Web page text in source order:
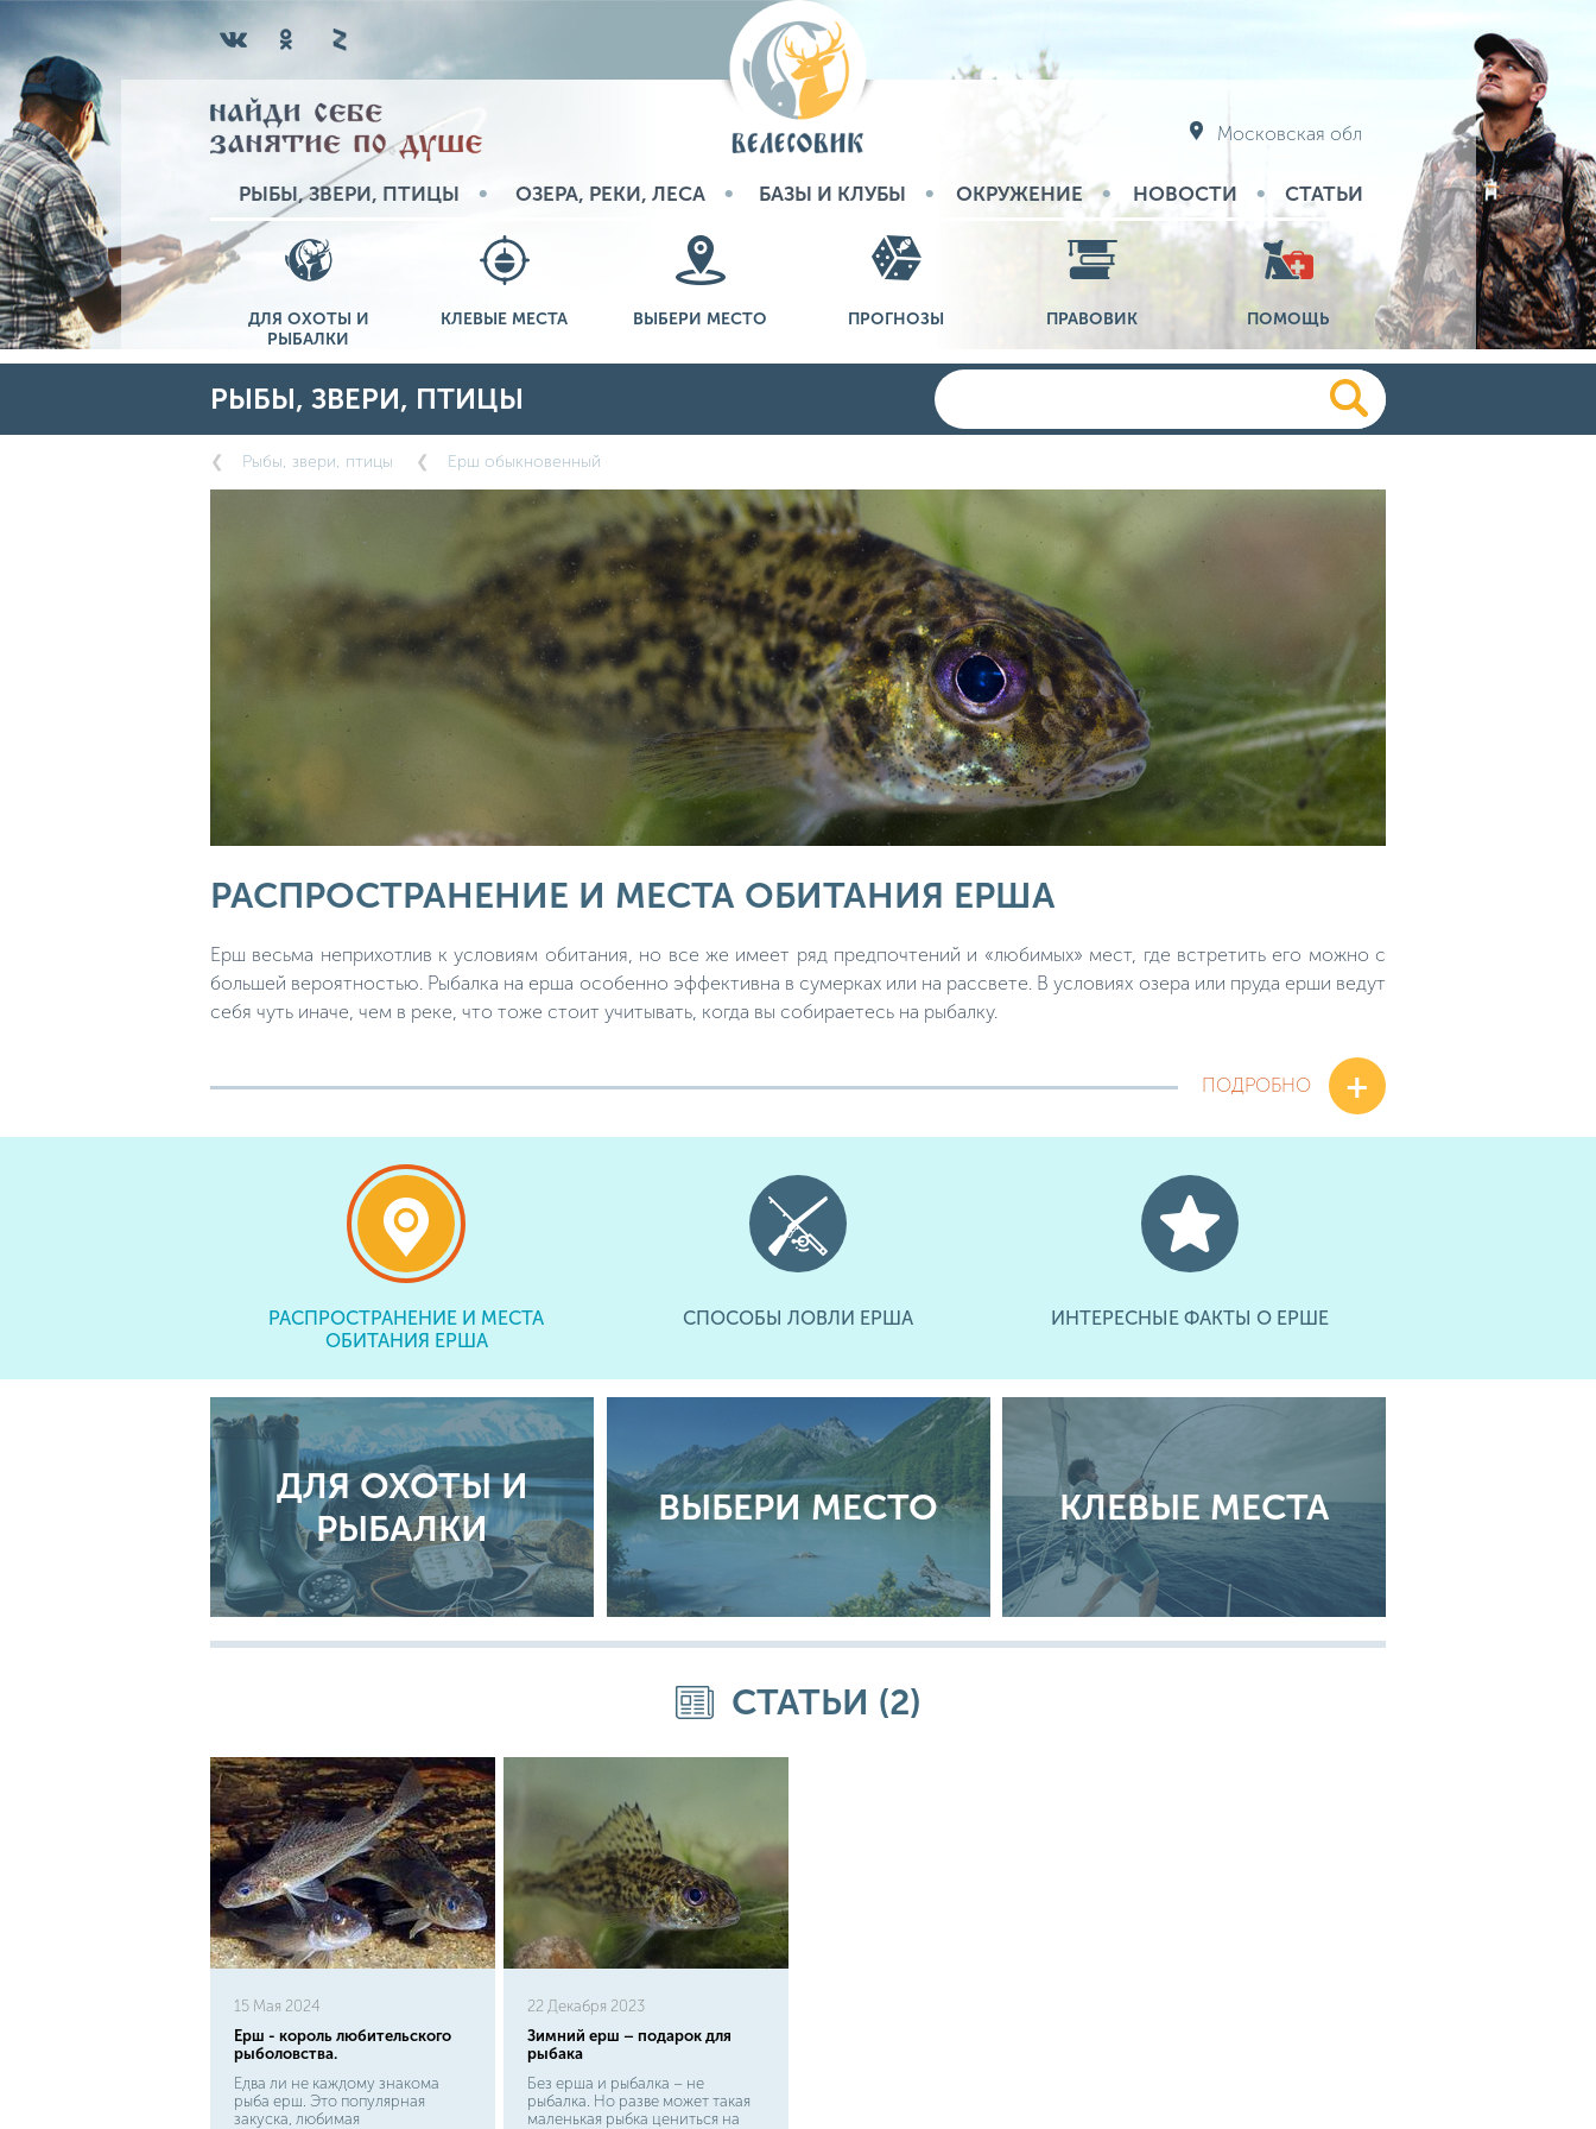
Московская обл
РЫБЫ, ЗВЕРИ, ПТИЦЫ ОЗЕРА, РЕКИ, ЛЕСА БАЗЫ И КЛУБЫ ОКРУЖЕНИЕ НОВОСТИ СТАТЬИ
ДЛЯ ОХОТЫ И
РЫБАЛКИ
КЛЕВЫЕ МЕСТА ВЫБЕРИ МЕСТО ПРОГНОЗЫ ПРАВОВИК ПОМОЩЬ
РЫБЫ, ЗВЕРИ, ПТИЦЫ
Рыбы, звери, птицы Ерш обыкновенный
РАСПРОСТРАНЕНИЕ И МЕСТА ОБИТАНИЯ ЕРША
Ерш весьма неприхотлив к условиям обитания, но все же имеет ряд предпочтений и «любимых» мест, где встретить его можно с
большей вероятностью. Рыбалка на ерша особенно эффективна в сумерках или на рассвете. В условиях озера или пруда ерши ведут
себя чуть иначе, чем в реке, что тоже стоит учитывать, когда вы собираетесь на рыбалку.
ПОДРОБНО +
РАСПРОСТРАНЕНИЕ И МЕСТА
ОБИТАНИЯ ЕРША
СПОСОБЫ ЛОВЛИ ЕРША ИНТЕРЕСНЫЕ ФАКТЫ О ЕРШЕ
ДЛЯ ОХОТЫ И
РЫБАЛКИ
ВЫБЕРИ МЕСТО КЛЕВЫЕ МЕСТА
СТАТЬИ (2)
15 Мая 2024
Ерш - король любительского
рыболовства.
Едва ли не каждому знакома
рыба ерш. Это популярная
закуска, любимая
22 Декабря 2023
Зимний ерш – подарок для
рыбака
Без ерша и рыбалка – не
рыбалка. Но разве может такая
маленькая рыбка цениться на